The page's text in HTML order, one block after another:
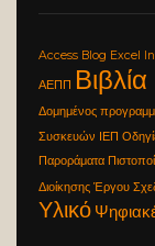
Access Blog Excel
ΑΕΠΠ
Δομημένος
Συσκευών
ΙΕΠ
Παροράματα
Διοίκησης Έργου
Υλικό